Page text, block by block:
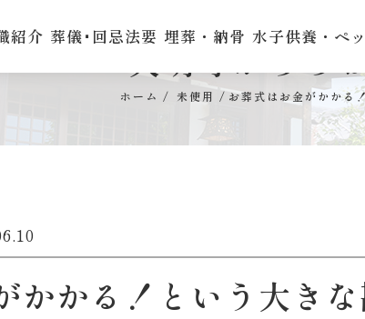
紹介 葬儀･回忌法要 埋葬・納骨 水子供養・ペ
天明寺からの
ホーム 未使用 お葬式はお金がかかる
かかる！という大き